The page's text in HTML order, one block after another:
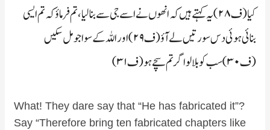
کیا (ف۲۸) یہ کہتے ہیں کہ انھوں نے اسے جی سے بنالیا، تم فرماؤ کہ تم ایسی
بنائی ہوئی دس سورتیں لے آؤ (ف۲۹) اور اللہ کے سوا جو مل سکیں
(ف۳۰) سب کو بلالو اگر تم سچے ہو (ف۳۱)
What! They dare say that “He has fabricated it”?
Say “Therefore bring ten fabricated chapters like